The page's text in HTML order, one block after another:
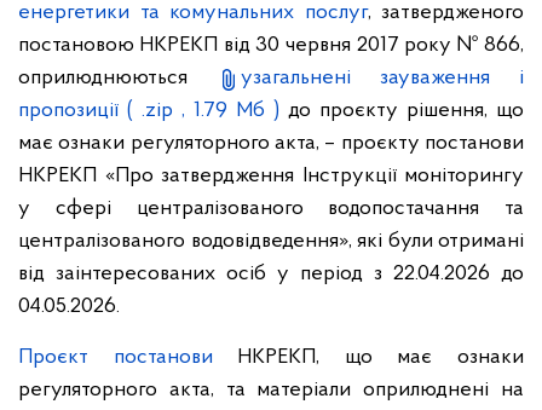
енергетики та комунальних послуг, затвердженого
постановою НКРЕКП від 30 червня 2017 року № 866,
оприлюднюються
узагальнені зауваження і
пропозиції ( .zip , 1.79 Мб ) до проєкту рішення, що
має ознаки регуляторного акта, – проєкту постанови
НКРЕКП «Про затвердження Інструкції моніторингу
у сфері централізованого водопостачання та
централізованого водовідведення», які були отримані
від заінтересованих осіб у період з 22.04.2026 до
04.05.2026.
Проєкт постанови НКРЕКП, що має ознаки
регуляторного акта, та матеріали оприлюднені на